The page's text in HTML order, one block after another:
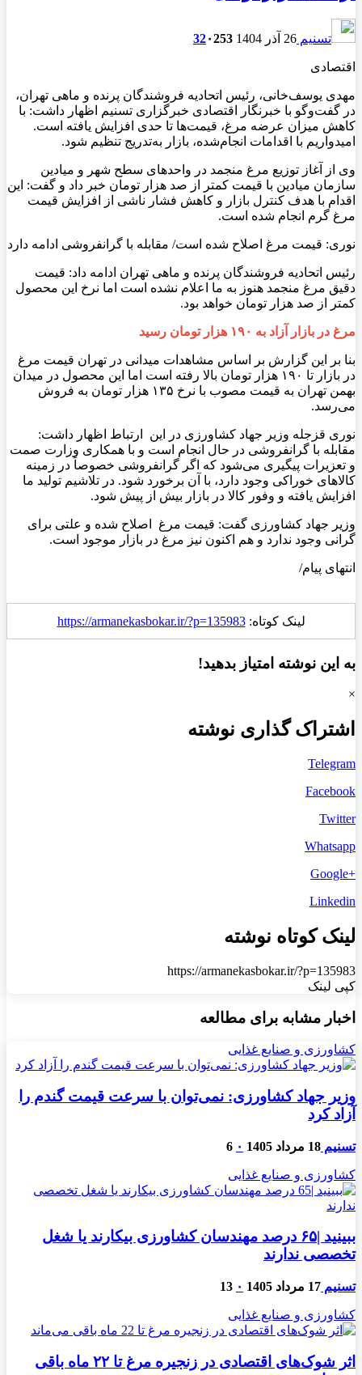
تسنیم 26 آذر 1404 32۰253
اقتصادی
مهدی یوسف‌خانی، رئیس اتحادیه فروشندگان پرنده و ماهی تهران،
در گفت‌وگو با خبرنگار اقتصادی خبرگزاری تسنیم اظهار داشت: با
کاهش میزان عرضه مرغ، قیمت‌ها تا حدی افزایش یافته است.
امیدواریم با اقدامات انجام‌شده، بازار به‌تدریج تنظیم شود.
وی از آغاز توزیع مرغ منجمد در واحدهای سطح شهر و میادین
سازمان میادین با قیمت کمتر از صد هزار تومان خبر داد و گفت: این
اقدام با هدف کنترل بازار و کاهش فشار ناشی از افزایش قیمت
مرغ گرم انجام شده است.
نوری: قیمت مرغ اصلاح شده است/ مقابله با گرانفروشی ادامه دارد
رئیس اتحادیه فروشندگان پرنده و ماهی تهران ادامه داد: قیمت
دقیق مرغ منجمد هنوز به ما اعلام نشده است اما نرخ این محصول
کمتر از صد هزار تومان خواهد بود.
مرغ در بازار آزاد به ۱۹۰ هزار تومان رسید
بنا بر این گزارش بر اساس مشاهدات میدانی در تهران قیمت مرغ
در بازار تا ۱۹۰ هزار تومان بالا رفته است اما این محصول در میدان
بهمن تهران به قیمت مصوب با نرخ ۱۳۵ هزار تومان به فروش
می‌رسد.
نوری قزجله وزیر جهاد کشاورزی در این ارتباط اظهار داشت:
مقابله با گرانفروشی در حال انجام است و با همکاری وزارت صمت
و تعزیرات پیگیری می‌شود که اگر گرانفروشی خصوصاً در زمینه
کالاهای خوراکی وجود دارد، با آن برخورد شود. در تلاشیم تولید ما
افزایش یافته و وفور کالا در بازار بیش از پیش شود.
وزیر جهاد کشاورزی گفت: قیمت مرغ اصلاح شده و علتی برای
گرانی وجود ندارد و هم اکنون نیز مرغ در بازار موجود است.
انتهای پیام/
لینک کوتاه:https://armanekasbokar.ir/?p=135983
به این نوشته امتیاز بدهید!
×
اشتراک گذاری نوشته
Telegram
Facebook
Twitter
Whatsapp
+Google
Linkedin
لینک کوتاه نوشته
https://armanekasbokar.ir/?p=135983
کپی لینک
اخبار مشابه برای مطالعه
کشاورزی و صنایع غذایی
وزیر جهاد کشاورزی: نمی‌توان با سرعت قیمت گندم را
آزاد کرد
تسنیم 18 مرداد 1405 ۰ 6
کشاورزی و صنایع غذایی
ببینید |۶۵ درصد مهندسان کشاورزی بیکارند یا شغل
تخصصی ندارند
تسنیم 17 مرداد 1405 ۰ 13
کشاورزی و صنایع غذایی
اثر شوک‌های اقتصادی در زنجیره مرغ تا ۲۲ ماه باقی